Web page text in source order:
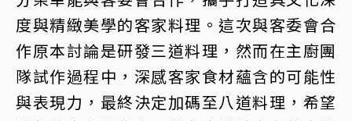
度與精緻美學的客家料理。這次與客委會合
作原本討論是研發三道料理，然而在主廚團
隊試作過程中，深感客家食材蘊含的可能性
與表現力，最終決定加碼至八道料理，希望